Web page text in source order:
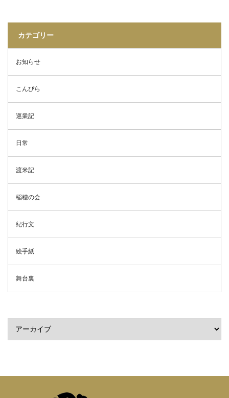
カテゴリー
お知らせ
こんぴら
巡業記
日常
渡米記
稲穂の会
紀行文
絵手紙
舞台裏